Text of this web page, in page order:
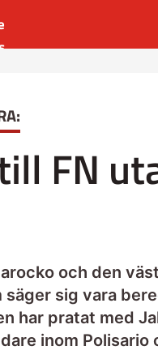
FN
och den
sig vara
har pratat med
inom Polisario